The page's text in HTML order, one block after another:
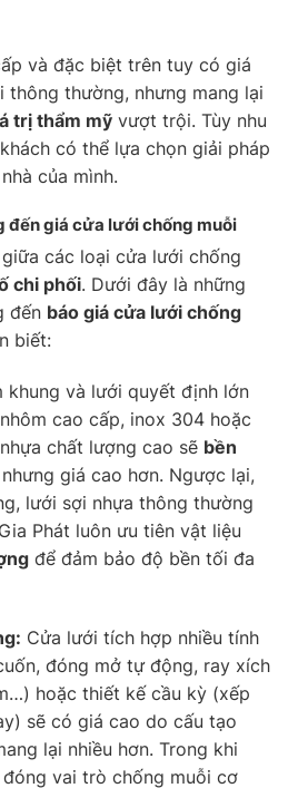
và đặc biệt trên tuy có giá
thường, nhưng mang lại
trị thẩm mỹ vượt trội. Tùy nhu
có thể lựa chọn giải pháp
của mình.
đến giá cửa lưới chống muỗi
các loại cửa lưới chống
chi phối. Dưới đây là những
đến báo giá cửa lưới chống
biết:
khung và lưới quyết định lớn
cao cấp, inox 304 hoặc
chất lượng cao sẽ bền
nhưng giá cao hơn. Ngược lại,
lưới sợi nhựa thông thường
Phát luôn ưu tiên vật liệu
để đảm bảo độ bền tối đa
Cửa lưới tích hợp nhiều tính
đóng mở tự động, ray xích
hoặc thiết kế cầu kỳ (xếp
sẽ có giá cao do cấu tạo
lại nhiều hơn. Trong khi
vai trò chống muỗi cơ